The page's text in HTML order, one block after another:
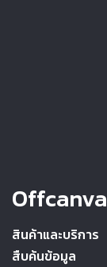
สินค้าและบริการ
สืบค้นข้อมูล